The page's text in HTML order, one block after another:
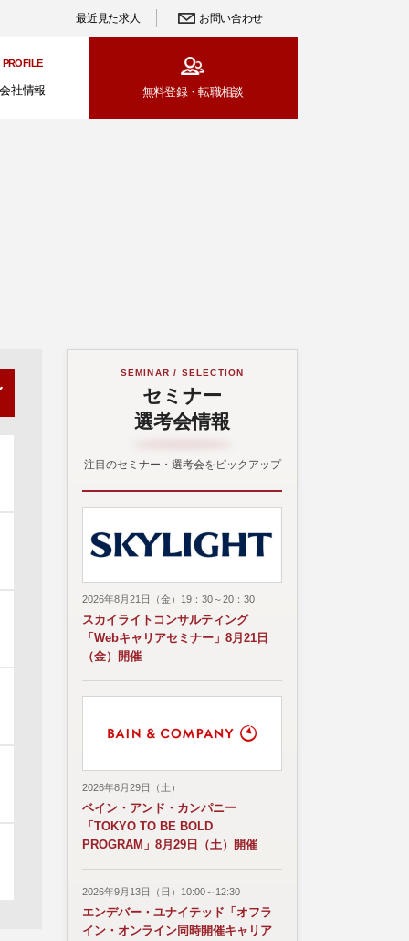
最近見た求人 お問い合わせ
PROFILE
会社情報 無料登録・転職相談
SEMINAR / SELECTION
セミナー
選考会情報
注目のセミナー・選考会をピックアップ
2026年8月21日（金）19：30～20：30
スカイライトコンサルティング
「Webキャリアセミナー」8月21日
（金）開催
2026年8月29日（土）
ベイン・アンド・カンパニー
「TOKYO TO BE BOLD
PROGRAM」8月29日（土）開催
2026年9月13日（日）10:00～12:30
エンデバー・ユナイテッド「オフラ
イン・オンライン同時開催キャリア